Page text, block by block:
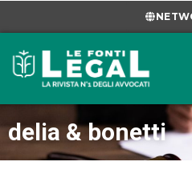
delia & bonetti